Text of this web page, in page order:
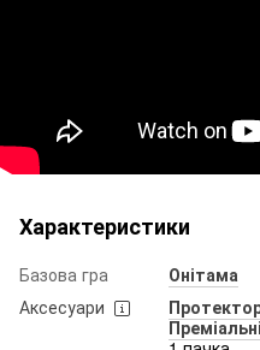
Характеристики
Базова гра
Онітама
Аксесуари